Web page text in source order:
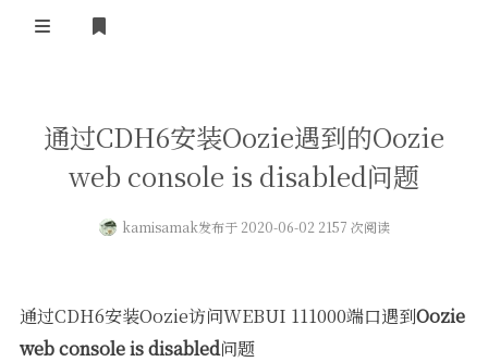
通过CDH6安装Oozie遇到的Oozie
web console is disabled问题
kamisamak发布于 2020-06-02 2157 次阅读
通过CDH6安装Oozie访问WEBUI 111000端口遇到Oozie
web console is disabled问题